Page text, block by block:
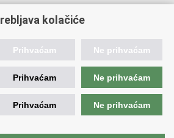
uprave
razvoj civilnoga društva
kolačiće
Prihvaćam Ne prihvaćam
Prihvaćam Ne prihvaćam
Prihvaćam Ne prihvaćam